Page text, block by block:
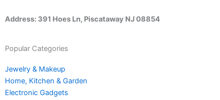
Address: 391 Hoes Ln, Piscataway NJ 08854
Popular Categories
Jewelry & Makeup
Home, Kitchen & Garden
Electronic Gadgets